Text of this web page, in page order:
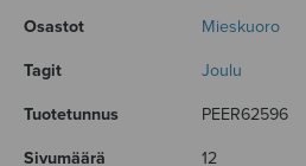
Osastot Mieskuoro
Tagit Joulu
Tuotetunnus PEER62596
Sivumäärä 12